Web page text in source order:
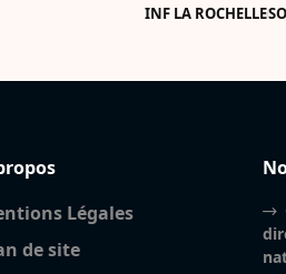
INF LA ROCHELLE
Légales
de site